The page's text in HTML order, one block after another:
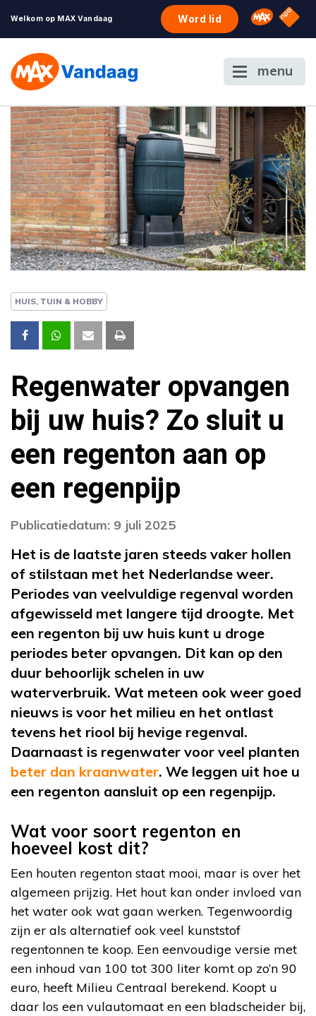
Welkom op MAX Vandaag Word lid Omroep
NPO
menu
HUIS, TUIN & HOBBY
Regenwater opvangen
bij uw huis? Zo sluit u
een regenton aan op
een regenpijp
Publicatiedatum: 9 juli 2025
Het is de laatste jaren steeds vaker hollen
of stilstaan met het Nederlandse weer.
Periodes van veelvuldige regenval worden
afgewisseld met langere tijd droogte. Met
een regenton bij uw huis kunt u droge
periodes beter opvangen. Dit kan op den
duur behoorlijk schelen in uw
waterverbruik. Wat meteen ook weer goed
nieuws is voor het milieu en het ontlast
tevens het riool bij hevige regenval.
Daarnaast is regenwater voor veel planten
beter dan kraanwater. We leggen uit hoe u
een regenton aansluit op een regenpijp.
Wat voor soort regenton en
hoeveel kost dit?
Een houten regenton staat mooi, maar is over het
algemeen prijzig. Het hout kan onder invloed van
het water ook wat gaan werken. Tegenwoordig
zijn er als alternatief ook veel kunststof
regentonnen te koop. Een eenvoudige versie met
een inhoud van 100 tot 300 liter komt op zo’n 90
euro, heeft Milieu Centraal berekend. Koopt u
daar los een vulautomaat en een bladscheider bij,